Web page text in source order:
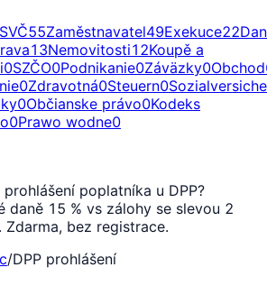
55Zaměstnavatel49Exekuce22
13Nemovitosti12Koupě a
0SZČO0Podnikanie0Záväzky0Obchod
0Zdravotná0Steuern0
0Občianske právo0Kodeks
0Prawo wodne0
poplatníka u DPP?
daně 15 % vs zálohy se slevou 2
Zdarma, bez registrace.
/DPP prohlášení